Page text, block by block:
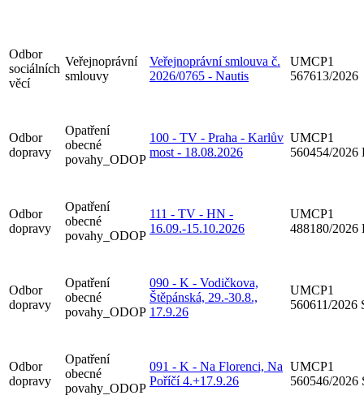
Odbor
sociálních
věcí
Veřejnoprávní
smlouvy
Veřejnoprávní smlouva č.
2026/0765 - Nautis
UMCP1
567613/2026
Odbor
dopravy
Opatření
obecné
povahy_ODOP
100 - TV - Praha - Karlův
most - 18.08.2026
UMCP1
560454/2026
Odbor
dopravy
Opatření
obecné
povahy_ODOP
111 - TV - HN -
16.09.-15.10.2026
UMCP1
488180/2026
Odbor
dopravy
Opatření
obecné
povahy_ODOP
090 - K - Vodičkova,
Štěpánská, 29.-30.8.,
17.9.26
UMCP1
560611/2026
Odbor
dopravy
Opatření
obecné
povahy_ODOP
091 - K - Na Florenci, Na
Poříčí 4.+17.9.26
UMCP1
560546/2026